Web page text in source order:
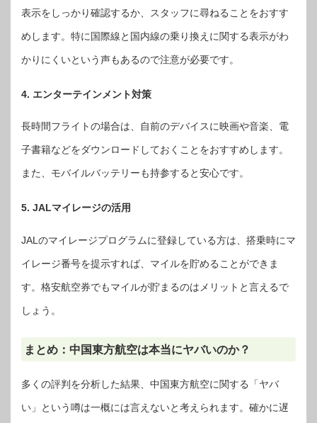
表示をしっかり確認するか、スタッフに尋ねることをおすす
めします。特に国際線と国内線の乗り換えに関する表示がわ
かりにくいという声もあるので注意が必要です。
4. エンターテインメント対策
長時間フライトの場合は、自前のデバイスに映画や音楽、電
子書籍などをダウンロードしておくことをおすすめします。
また、モバイルバッテリーも持参すると安心です。
5. JALマイレージの活用
JALのマイレージプログラムに登録している方は、搭乗時にマ
イレージ番号を提示すれば、マイルを貯めることができま
す。格安航空券でもマイルが貯まるのはメリットと言えるで
しょう。
まとめ：中国東方航空は本当にヤバいのか？
多くの評判を分析した結果、中国東方航空に関する「ヤバ
い」という噂は一概には言えないと考えられます。確かに遅